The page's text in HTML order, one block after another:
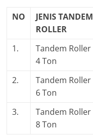
NO
JENIS TANDEM
ROLLER
1.
Tandem Roller
4 Ton
2.
Tandem Roller
6 Ton
3.
Tandem Roller
8 Ton